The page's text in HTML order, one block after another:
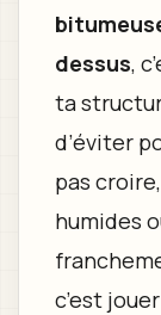
dessus,
ta
d’éviter
pas
humides
c’est